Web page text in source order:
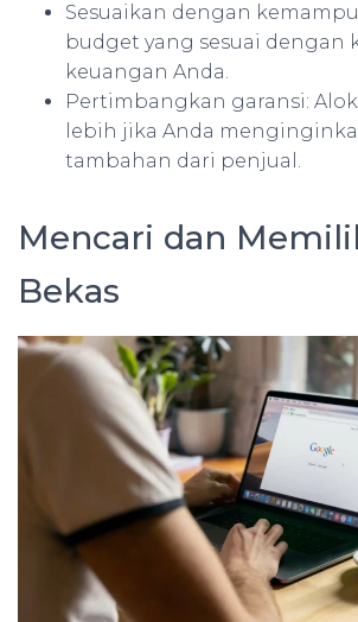
Sesuaikan dengan
budget yang sesuai dengan
keuangan Anda.
Pertimbangkan garansi:
lebih jika Anda
tambahan dari penjual.
Mencari dan
Bekas